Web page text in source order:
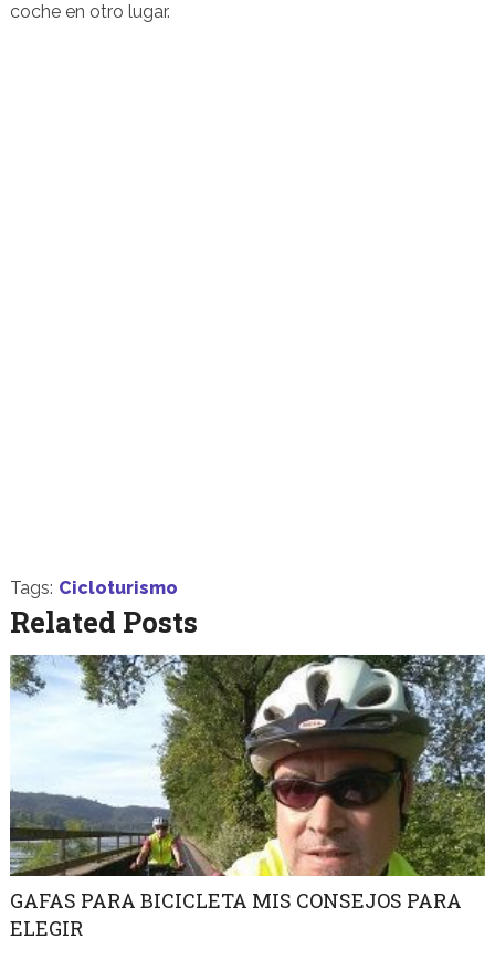
coche en otro lugar.
Tags: Cicloturismo
Related Posts
GAFAS PARA BICICLETA MIS CONSEJOS PARA
ELEGIR